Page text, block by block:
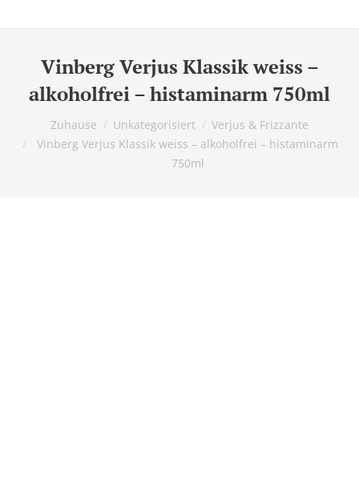
Vinberg Verjus Klassik weiss –
alkoholfrei – histaminarm 750ml
Du bist hier:
Zuhause Unkategorisiert
Verjus & Frizzante
Vinberg Verjus Klassik weiss – alkoholfrei – histaminarm
750ml